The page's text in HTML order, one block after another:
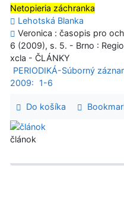
Netopieria záchranka
Lehotská Blanka
Veronica : časopis pro
6 (2009), s. 5. - Brno :
xcla - ČLÁNKY
PERIODIKÁ-Súborný
2009:
1-6
Do košíka
článok